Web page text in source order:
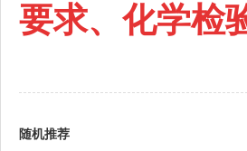
要求、化学检
随机推荐